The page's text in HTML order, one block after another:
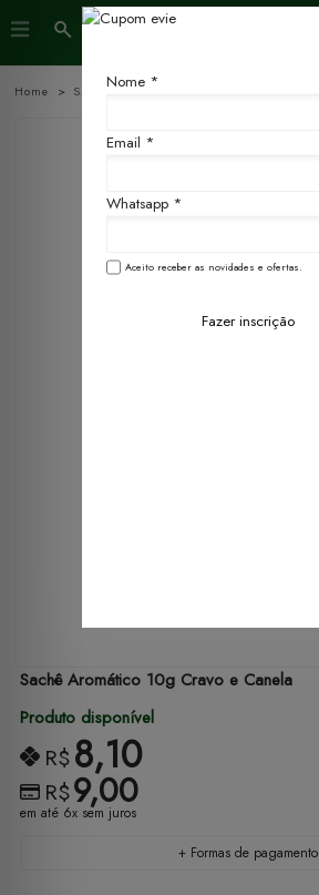
Home Sachês Aromáticos
Sachê Aromático 10g Cravo e Canela
Produto disponível
R$8,10
R$9,00
em até 6x sem juros
+ Formas de pagamento
Nome *
Email *
Whatsapp *
Aceito receber as novidades e ofertas.
Fazer inscrição